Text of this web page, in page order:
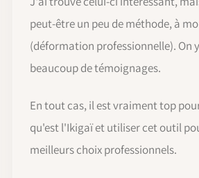
peut-être un peu de méthode, à
(déformation professionnelle). On
beaucoup de témoignages.
En tout cas, il est vraiment top
qu'est l'Ikigaï et utiliser cet outil
meilleurs choix professionnels.